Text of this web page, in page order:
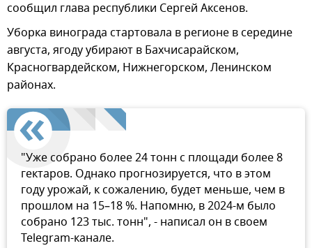
сообщил глава республики Сергей Аксенов.
Уборка винограда стартовала в регионе в середине
августа, ягоду убирают в Бахчисарайском,
Красногвардейском, Нижнегорском, Ленинском
районах.
"Уже собрано более 24 тонн с площади более 8
гектаров. Однако прогнозируется, что в этом
году урожай, к сожалению, будет меньше, чем в
прошлом на 15–18 %. Напомню, в 2024-м было
собрано 123 тыс. тонн", - написал он в своем
Telegram-канале.